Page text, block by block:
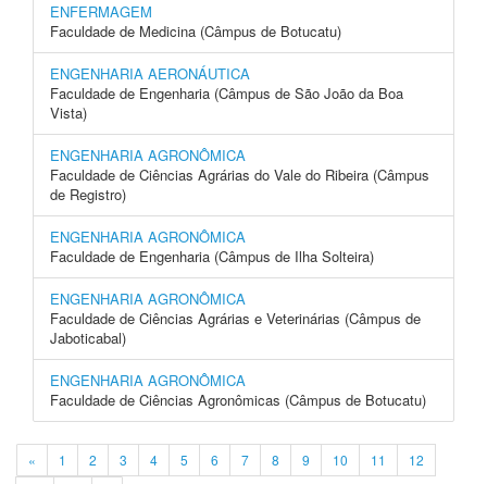
ENFERMAGEM
Faculdade de Medicina (Câmpus de Botucatu)
ENGENHARIA AERONÁUTICA
Faculdade de Engenharia (Câmpus de São João da Boa
Vista)
ENGENHARIA AGRONÔMICA
Faculdade de Ciências Agrárias do Vale do Ribeira (Câmpus
de Registro)
ENGENHARIA AGRONÔMICA
Faculdade de Engenharia (Câmpus de Ilha Solteira)
ENGENHARIA AGRONÔMICA
Faculdade de Ciências Agrárias e Veterinárias (Câmpus de
Jaboticabal)
ENGENHARIA AGRONÔMICA
Faculdade de Ciências Agronômicas (Câmpus de Botucatu)
« 1 2 3 4 5 6 7 8 9 10 11
12